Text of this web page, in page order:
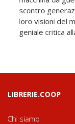
scontro
loro visioni del
geniale critica
LIBRERIE.COOP
Chi siamo